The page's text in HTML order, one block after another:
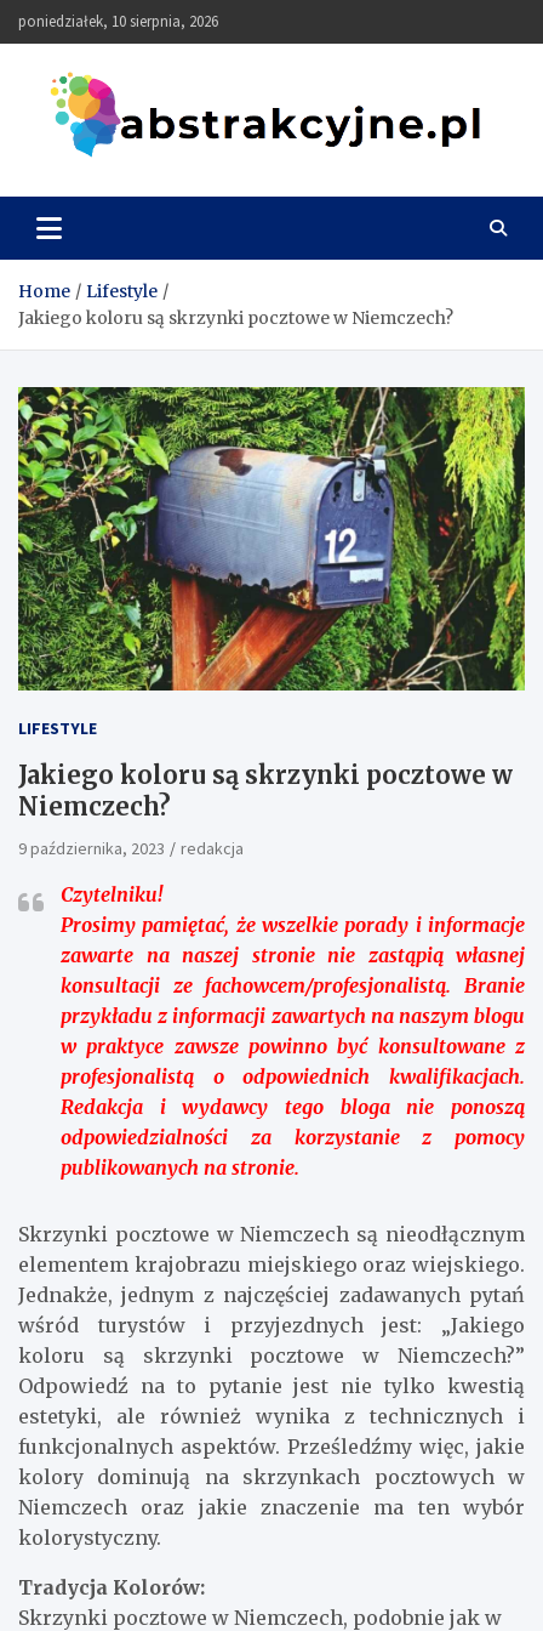
to
poniedziałek, 10 sierpnia, 2026
Abstrakcyjne
Home
Lifestyle
Jakiego koloru są skrzynki pocztowe w Niemczech?
LIFESTYLE
Jakiego koloru są skrzynki pocztowe w
Niemczech?
9 października, 2023 redakcja
Czytelniku!
Prosimy pamiętać, że wszelkie porady i informacje
zawarte na naszej stronie nie zastąpią własnej
konsultacji ze fachowcem/profesjonalistą. Branie
przykładu z informacji zawartych na naszym blogu
w praktyce zawsze powinno być konsultowane z
profesjonalistą o odpowiednich kwalifikacjach.
Redakcja i wydawcy tego bloga nie ponoszą
odpowiedzialności za korzystanie z pomocy
publikowanych na stronie.
Skrzynki pocztowe w Niemczech są nieodłącznym
elementem krajobrazu miejskiego oraz wiejskiego.
Jednakże, jednym z najczęściej zadawanych pytań
wśród turystów i przyjezdnych jest: „Jakiego
koloru są skrzynki pocztowe w Niemczech?”
Odpowiedź na to pytanie jest nie tylko kwestią
estetyki, ale również wynika z technicznych i
funkcjonalnych aspektów. Prześledźmy więc, jakie
kolory dominują na skrzynkach pocztowych w
Niemczech oraz jakie znaczenie ma ten wybór
kolorystyczny.
Tradycja Kolorów:
Skrzynki pocztowe w Niemczech, podobnie jak w